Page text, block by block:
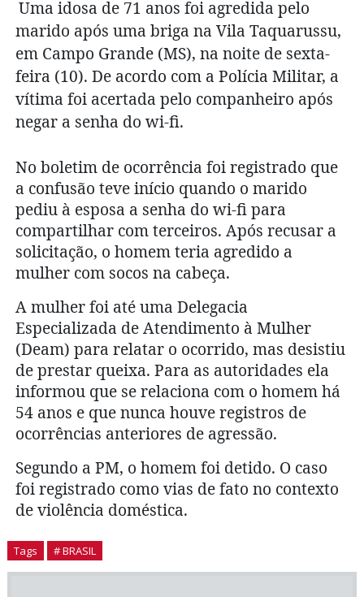
Uma idosa de 71 anos foi agredida pelo
marido após uma briga na Vila Taquarussu,
em Campo Grande (MS), na noite de sexta-
feira (10). De acordo com a Polícia Militar, a
vítima foi acertada pelo companheiro após
negar a senha do wi-fi.
No boletim de ocorrência foi registrado que
a confusão teve início quando o marido
pediu à esposa a senha do wi-fi para
compartilhar com terceiros. Após recusar a
solicitação, o homem teria agredido a
mulher com socos na cabeça.
A mulher foi até uma Delegacia
Especializada de Atendimento à Mulher
(Deam) para relatar o ocorrido, mas desistiu
de prestar queixa. Para as autoridades ela
informou que se relaciona com o homem há
54 anos e que nunca houve registros de
ocorrências anteriores de agressão.
Segundo a PM, o homem foi detido. O caso
foi registrado como vias de fato no contexto
de violência doméstica.
Tags # BRASIL